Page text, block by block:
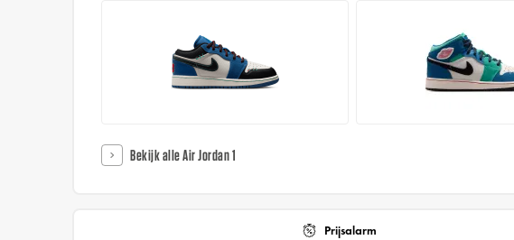
Bekijk alle Air Jordan 1
Prijsalarm